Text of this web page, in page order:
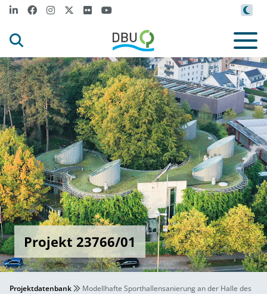
Projekt 23766/01
Projektdatenbank
Modellhafte Sporthallensanierung an der Halle des